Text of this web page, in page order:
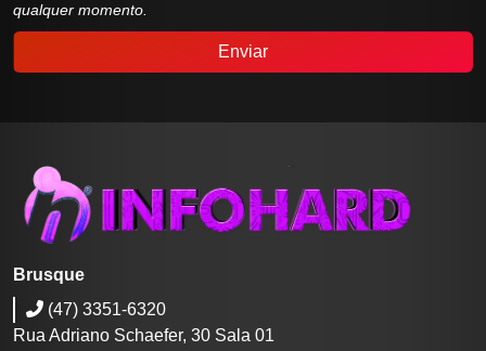
qualquer momento.
Enviar
Brusque
(47) 3351-6320
Rua Adriano Schaefer, 30 Sala 01